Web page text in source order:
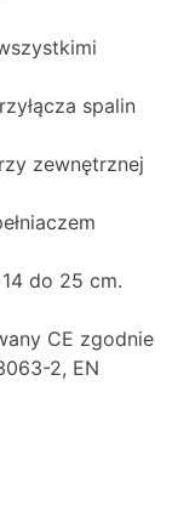
spalin
zewnętrznej
do 25 cm.
CE zgodnie
2, EN